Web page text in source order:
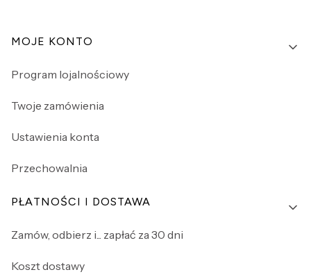
Linki w stopce
MOJE KONTO
Program lojalnościowy
Twoje zamówienia
Ustawienia konta
Przechowalnia
PŁATNOŚCI I DOSTAWA
Zamów, odbierz i... zapłać za 30 dni
Koszt dostawy